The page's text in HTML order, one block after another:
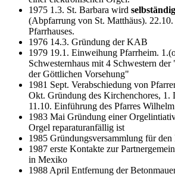
1975 1.3. St. Barbara wird
(Abpfarrung von St. Matthäus). 22.10.
Pfarrhauses.
1976 14.3. Gründung der KAB
1979 19.1. Einweihung Pfarrheim.
Schwesternhaus mit 4 Schwestern
der Göttlichen Vorsehung"
1981 Sept. Verabschiedung von
Okt. Gründung des Kirchenchores, 1.
11.10. Einführung des Pfarres
1983 Mai Gründung einer
Orgel reparaturanfällig ist
1985 Gründungsversammlung für den
1987 erste Kontakte zur
in Mexiko
1988 April Entfernung der